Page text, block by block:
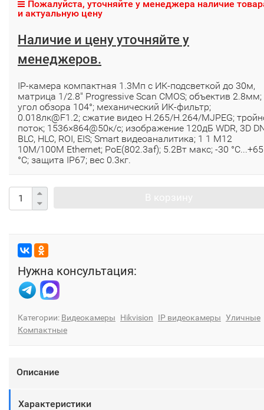
Пожалуйста, уточняйте у менеджера наличие
и актуальную цену
Наличие и цену уточняйте у
менеджеров.
IP-камера компактная 1.3Мп с ИК-подсветкой до 30м,
матрица 1/2.8" Progressive Scan CMOS; объектив 2.8мм;
угол обзора 104°; механический ИК-фильтр;
0.018лк@F1.2; сжатие видео H.265/H.264/MJPEG;
поток; 1536×864@50к/c; изображение 120дБ WDR, 3D
BLC, HLC, ROI, EIS; Smart видеоаналитика; 1 1 M12
10M/100M Ethernet; PoE(802.3af); 5.2Вт макс; -30 °C...+65
°C; защита IP67; вес 0.3кг.
Нужна консультация:
Категории: Видеокамеры Hikvision IP видеокамеры Уличные
Компактные
Описание
Характеристики